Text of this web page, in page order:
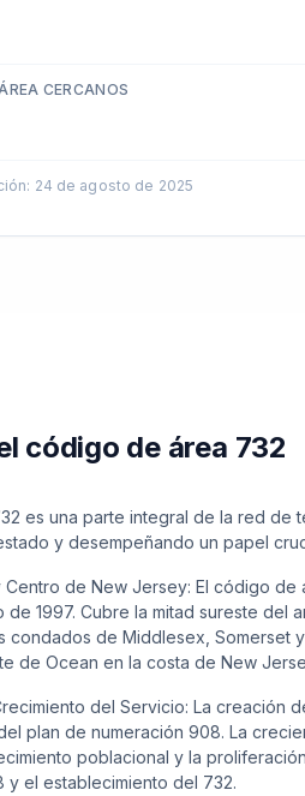
CERCANOS
: 24 de agosto de 2025
código de área 732
es una parte integral de la red de
y desempeñando un papel
de New Jersey: El código
de 1997. Cubre la mitad sureste
condados de Middlesex,
de Ocean en la costa de New
del Servicio: La creación
plan de numeración 908. La
poblacional y la
el establecimiento del 732.